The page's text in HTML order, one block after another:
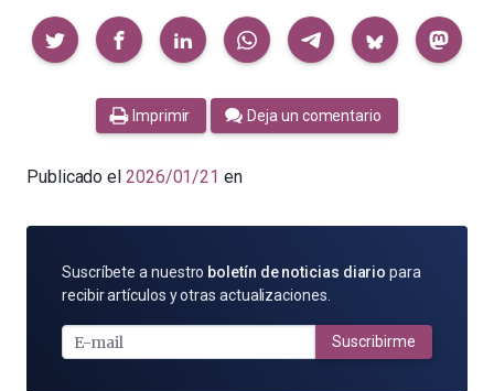
Compartir
Imprimir Deja un comentario
Publicado el 2026/01/21 en
SUSCRÍBETE
POR
MAIL
Suscríbete a nuestro boletín de noticias diario para
recibir artículos y otras actualizaciones.
Suscribirme